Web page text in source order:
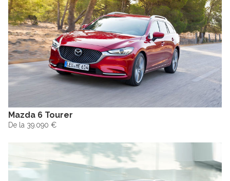
Mazda 6 Tourer
De la 39.090 €